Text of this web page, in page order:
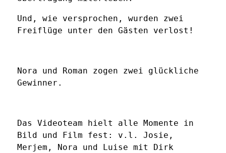
Und, wie versprochen, wurden zwei
Freiflüge unter den Gästen verlost!
Nora und Roman zogen zwei glückliche
Gewinner.
Das Videoteam hielt alle Momente in
Bild und Film fest: v.l. Josie,
Merjem, Nora und Luise mit Dirk